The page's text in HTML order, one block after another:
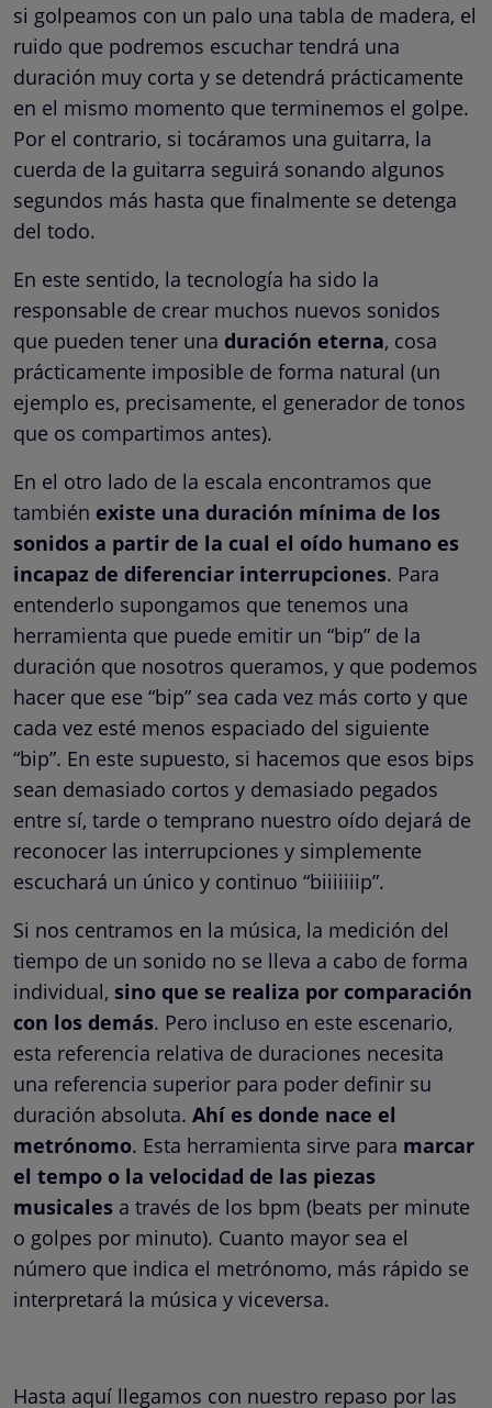
si golpeamos con un palo una tabla de madera, el
ruido que podremos escuchar tendrá una
duración muy corta y se detendrá prácticamente
en el mismo momento que terminemos el golpe.
Por el contrario, si tocáramos una guitarra, la
cuerda de la guitarra seguirá sonando algunos
segundos más hasta que finalmente se detenga
del todo.
En este sentido, la tecnología ha sido la
responsable de crear muchos nuevos sonidos
que pueden tener una duración eterna, cosa
prácticamente imposible de forma natural (un
ejemplo es, precisamente, el generador de tonos
que os compartimos antes).
En el otro lado de la escala encontramos que
también existe una duración mínima de los
sonidos a partir de la cual el oído humano es
incapaz de diferenciar interrupciones. Para
entenderlo supongamos que tenemos una
herramienta que puede emitir un “bip” de la
duración que nosotros queramos, y que podemos
hacer que ese “bip” sea cada vez más corto y que
cada vez esté menos espaciado del siguiente
“bip”. En este supuesto, si hacemos que esos bips
sean demasiado cortos y demasiado pegados
entre sí, tarde o temprano nuestro oído dejará de
reconocer las interrupciones y simplemente
escuchará un único y continuo “biiiiiiip”.
Si nos centramos en la música, la medición del
tiempo de un sonido no se lleva a cabo de forma
individual, sino que se realiza por comparación
con los demás. Pero incluso en este escenario,
esta referencia relativa de duraciones necesita
una referencia superior para poder definir su
duración absoluta. Ahí es donde nace el
metrónomo. Esta herramienta sirve para marcar
el tempo o la velocidad de las piezas
musicales a través de los bpm (beats per minute
o golpes por minuto). Cuanto mayor sea el
número que indica el metrónomo, más rápido se
interpretará la música y viceversa.
Hasta aquí llegamos con nuestro repaso por las